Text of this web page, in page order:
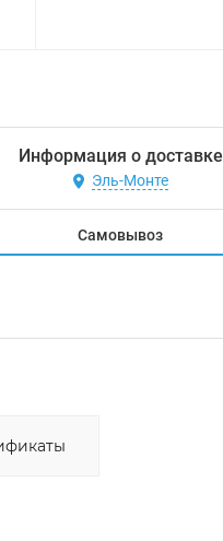
Информация о доставке
Эль-Монте
Самовывоз